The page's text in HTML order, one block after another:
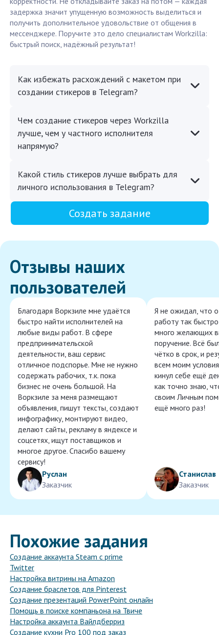
задержка значит упущенную возможность выделиться и
получить дополнительное удовольствие от общения в
мессенджере. Поручите это дело специалистам Workzilla:
быстрый поиск, надёжный результат!
Как избежать расхождений с макетом при
создании стикеров в Telegram?
Чем создание стикеров через Workzilla
лучше, чем у частного исполнителя
напрямую?
Какой стиль стикеров лучше выбрать для
личного использования в Telegram?
Создать задание
Отзывы наших
пользователей
Благодаря Воркзиле мне удаётся
быстро найти исполнителей на
любые виды работ. В сфере
предпринимательской
деятельности, ваш сервис
отличное подспорье. Мне не нужно
содержать рабочих, т.к. пока
бизнес не очень большой. На
Воркзиле за меня размещают
объявления, пишут тексты, создают
инфографику, монтируют видео,
делают сайты, рекламу в яндексе и
соцсетях, ищут поставщиков и
многое другое. Спасибо вашему
сервису!
Руслан
Заказчик
Я не ожидал, что
работу так
много желающих
поручение. Всё
чётко в срок, и
всем моим
кинул себе ещё
как точно знаю,
своим Личным
ещё много раз!
Станислав
Заказчик
Похожие задания
Создание аккаунта Steam с prime
Twitter
Настройка витрины на Amazon
Создание браслетов для Pinterest
Создание презентаций PowerPoint онлайн
Помощь в поиске компаньона на Твиче
Настройка аккаунта Вайлдберриз
Создание кухни Pro 100 под заказ